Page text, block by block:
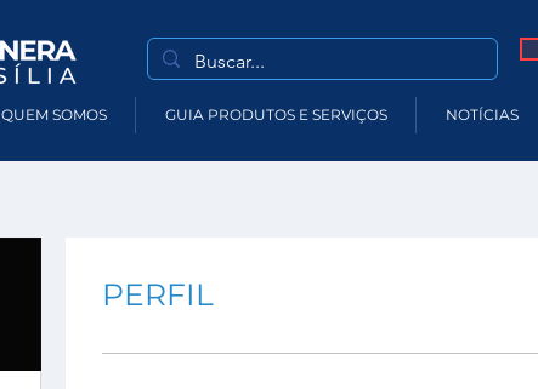
QUEM SOMOS GUIA PRODUTOS E SERVIÇOS NOTÍCIAS
PERFIL